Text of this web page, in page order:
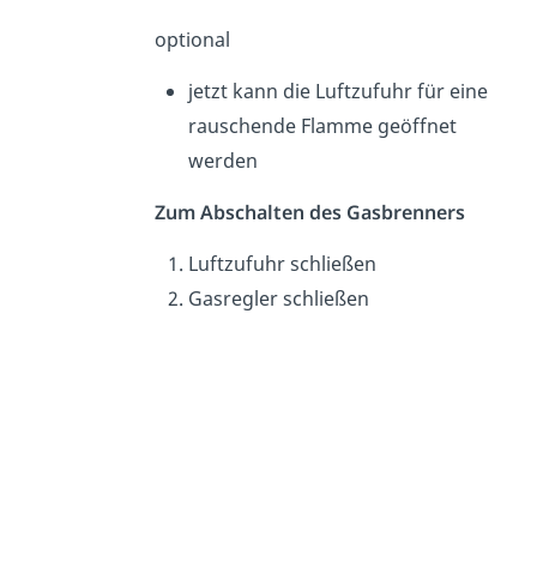
optional
jetzt kann die Luftzufuhr für eine
rauschende Flamme geöffnet
werden
Zum Abschalten des Gasbrenners
Luftzufuhr schließen
Gasregler schließen